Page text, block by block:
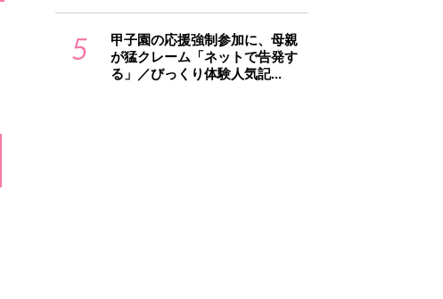
5
甲子園の応援強制参加に、母親
が猛クレーム「ネットで告発す
る」／びっくり体験人気記...